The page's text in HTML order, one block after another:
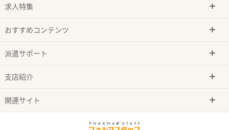
求人特集
おすすめコンテンツ
派遣サポート
支店紹介
関連サイト